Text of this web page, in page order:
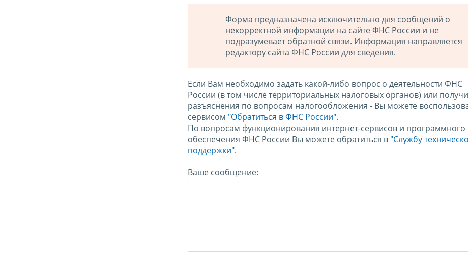
Форма предназначена исключительно для сообщений о
некорректной информации на сайте ФНС России и не
подразумевает обратной связи. Информация направляется
редактору сайта ФНС России для сведения.
Если Вам необходимо задать какой-либо вопрос о деятельности ФНС
России (в том числе территориальных налоговых органов) или
разъяснения по вопросам налогообложения - Вы можете
сервисом "Обратиться в ФНС России".
По вопросам функционирования интернет-сервисов и программного
обеспечения ФНС России Вы можете обратиться в "Службу
поддержки".
Ваше сообщение: